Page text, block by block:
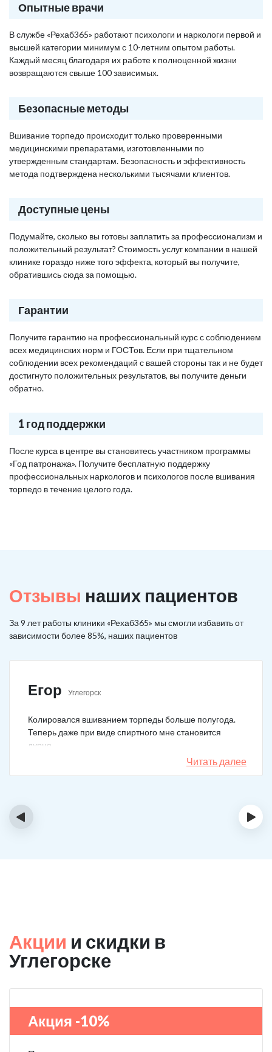
Опытные врачи
В службе «Рехаб365» работают психологи и наркологи первой и
высшей категории минимум с 10-летним опытом работы.
Каждый месяц благодаря их работе к полноценной жизни
возвращаются свыше 100 зависимых.
Безопасные методы
Вшивание торпедо происходит только проверенными
медицинскими препаратами, изготовленными по
утвержденным стандартам. Безопасность и эффективность
метода подтверждена несколькими тысячами клиентов.
Доступные цены
Подумайте, сколько вы готовы заплатить за профессионализм и
положительный результат? Стоимость услуг компании в нашей
клинике гораздо ниже того эффекта, который вы получите,
обратившись сюда за помощью.
Гарантии
Получите гарантию на профессиональный курс с соблюдением
всех медицинских норм и ГОСТов. Если при тщательном
соблюдении всех рекомендаций с вашей стороны так и не будет
достигнуто положительных результатов, вы получите деньги
обратно.
1 год поддержки
После курса в центре вы становитесь участником программы
«Год патронажа». Получите бесплатную поддержку
профессиональных наркологов и психологов после вшивания
торпедо в течение целого года.
Отзывы наших пациентов
За 9 лет работы клиники «Рехаб365» мы смогли избавить от
зависимости более 85%, наших пациентов
Егор Углегорск
Колировался вшиванием торпеды больше полугода.
Теперь даже при виде спиртного мне становится
дурно.
Читать далее
‹ ›
Акции и скидки в
Углегорске
Акция -10%